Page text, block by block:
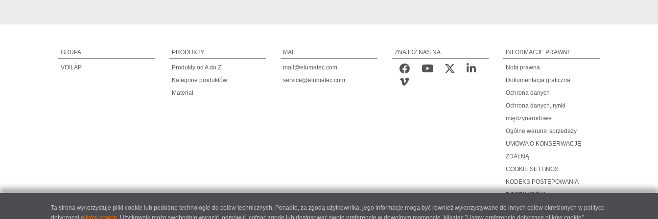
GRUPA
VOILÀP
PRODUKTY
Produkty od A do Z
Kategorie produktów
Materiał
MAIL
mail@elumatec.com
service@elumatec.com
ZNAJDŹ NAS NA INFORMACJE PRAWNE
Nota prawna
Dokumentacja graficzna
Ochrona danych
Ochrona danych, rynki
międzynarodowe
Ogólne warunki sprzedaży
UMOWA O KONSERWACJĘ
ZDALNĄ
COOKIE SETTINGS
KODEKS POSTĘPOWANIA
DOSTAWCÓW
Ta strona wykorzystuje pliki cookie lub podobne technologie do celów technicznych. Ponadto, za zgodą użytkownika, jego informacje mogą być również wykorzystywane do innych celów określonych w polityce
dotyczącej plików cookie . Użytkownik może swobodnie wyrazić, odmówić, cofnąć zgodę lub dostosować swoje preferencje w dowolnym momencie, klikając "Ustaw preferencje dotyczące plików cookie".